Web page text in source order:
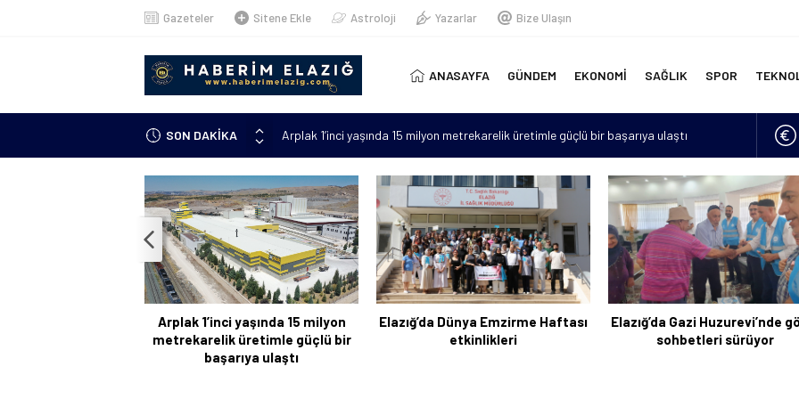
Gazeteler Sitene Ekle Astroloji Yazarlar Bize Ulaşın
ANASAYFA GÜNDEM EKONOMİ SAĞLIK SPOR
SON DAKİKA
Arplak 1’inci yaşında 15 milyon metrekarelik üretimle güçlü bir başarıya ulaştı
Elazığ’da çöp konteynerinde yeni doğmuş bebek bulundu
Meteorolojiden uyarı: “Hava sıcaklıkları mevsim normallerinin 4 ila 6 derece üzerine
çıkacak”
Metan gazından şehit olan asker sayısı 12’ye yükseldi
Kanser hastası annesi için 6 bin kilometre geldi: Tercüman bulamadığı için Türkçe
kursuna yazıldı
Arplak 1’inci yaşında 15 milyon
metrekarelik üretimle güçlü bir
başarıya ulaştı
Elazığ’da Dünya Emzirme Haftası
etkinlikleri
Elazığ’da Gazi Huzurevi’nde
sohbetleri sürüyor